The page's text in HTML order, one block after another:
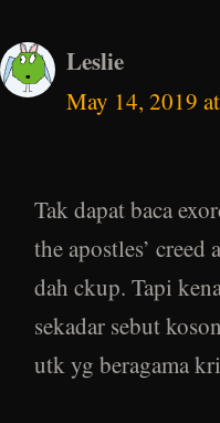
Leslie
May 14, 2019
Tak dapat baca
the apostles’ creed
dah ckup. Tapi
sekadar sebut
utk yg beragama